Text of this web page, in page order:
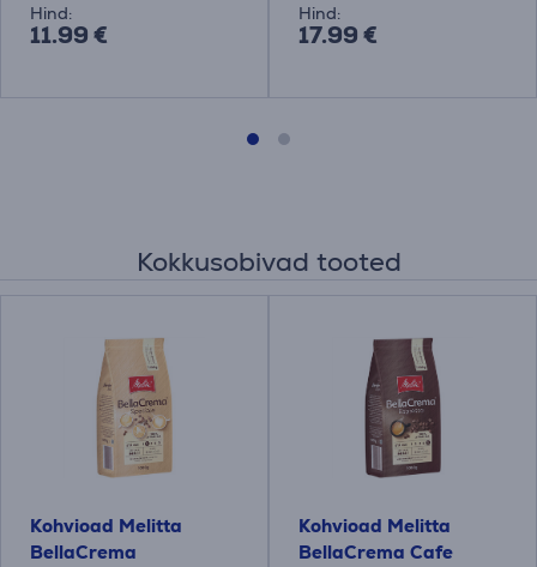
Hind:
11.99 €
Hind:
17.99 €
Kokkusobivad tooted
Kohvioad Melitta
BellaCrema
Kohvioad Melitta
BellaCrema Cafe